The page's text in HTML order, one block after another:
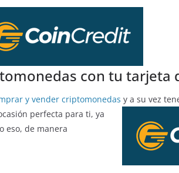
con tu tarjeta
y vender criptomonedas y a su vez
perfecta para ti, ya
eso, de manera